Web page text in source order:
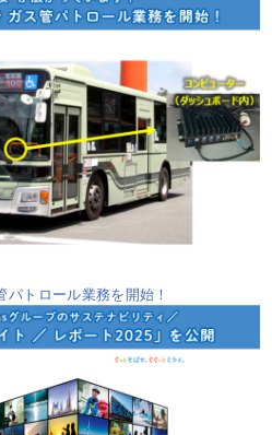
トロール業務を開始！